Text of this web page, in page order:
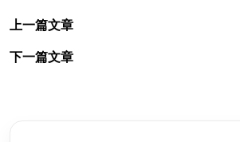
上一篇文章
下一篇文章